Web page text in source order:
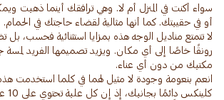
سواء أكنت في المنزل أم لا. وهي ترافقك أينما ذهبت
لا تتمتع مناديل الوجه هذه بمزايا استثنائية فحسب، بل
رونقًا خاصًا إلى أي مكان. ويزيد تصميمها الفريد لمسة
انعم بنعومة وجودة لا مثيل لهما في كلما استخدمت هذه